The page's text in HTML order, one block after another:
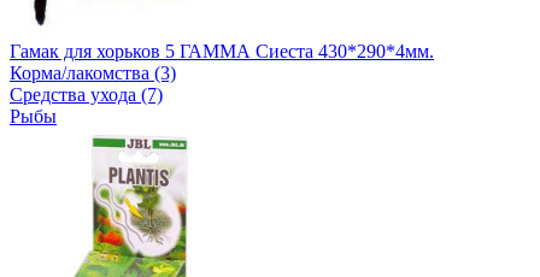
Гамак для хорьков 5 ГАММА Сиеста 430*290*4мм.
Корма/лакомства (3)
Средства ухода (7)
Рыбы